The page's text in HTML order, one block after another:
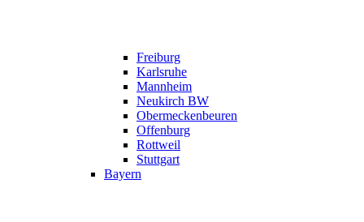
Freiburg
Karlsruhe
Mannheim
Neukirch BW
Obermeckenbeuren
Offenburg
Rottweil
Stuttgart
Bayern